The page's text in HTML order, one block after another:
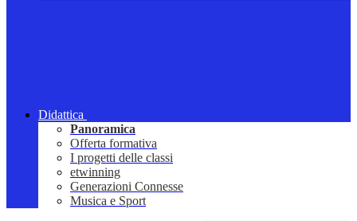
Didattica
Panoramica
Offerta formativa
I progetti delle classi
etwinning
Generazioni Connesse
Musica e Sport